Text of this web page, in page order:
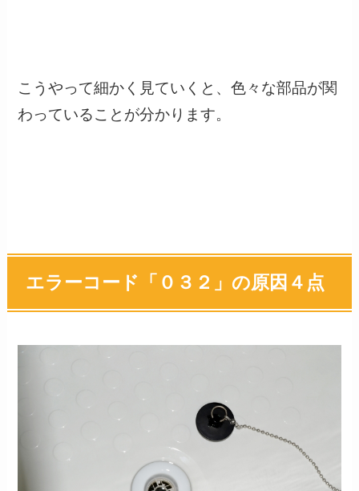
こうやって細かく見ていくと、色々な部品が関
わっていることが分かります。
エラーコード「０３２」の原因４点